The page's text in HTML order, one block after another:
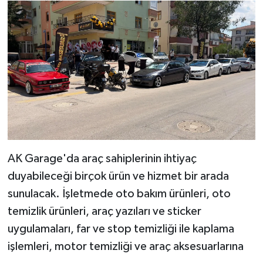
AK Garage'da araç sahiplerinin ihtiyaç
duyabileceği birçok ürün ve hizmet bir arada
sunulacak. İşletmede oto bakım ürünleri, oto
temizlik ürünleri, araç yazıları ve sticker
uygulamaları, far ve stop temizliği ile kaplama
işlemleri, motor temizliği ve araç aksesuarlarına